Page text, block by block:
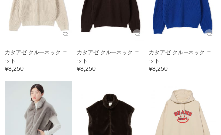
カタアゼ クルーネック ニ
ット
¥8,250
カタアゼ クルーネック ニ
ット
¥8,250
カタアゼ クルーネック ニ
ット
¥8,250